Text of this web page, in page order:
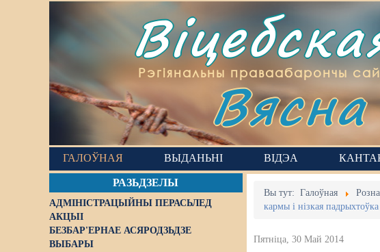
Рэгіянальны праваабарончы
Вясна
ГАЛОЎНАЯ ВЫДАНЬНІ ВІДЭА
РАЗЬДЗЕЛЫ
АДМІНІСТРАЦЫЙНЫ ПЕРАСЬЛЕД
АКЦЫІ
БЕЗБАР'ЕРНАЕ АСЯРОДЗЬДЗЕ
ВЫБАРЫ
Вы тут:Галоўная
кармы і нізкая
Пятніца, 30 Май 2014